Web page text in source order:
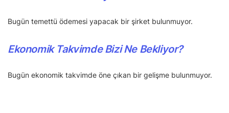
Bugün temettü ödemesi yapacak bir şirket bulunmuyor.
Ekonomik Takvimde Bizi Ne Bekliyor?
Bugün ekonomik takvimde öne çıkan bir gelişme bulunmuyor.